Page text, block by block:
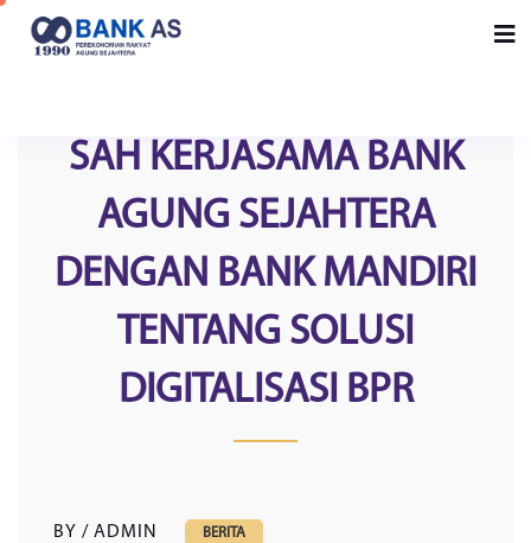
SAH KERJASAMA BANK
AGUNG SEJAHTERA
DENGAN BANK MANDIRI
TENTANG SOLUSI
DIGITALISASI BPR
BY / ADMIN BERITA